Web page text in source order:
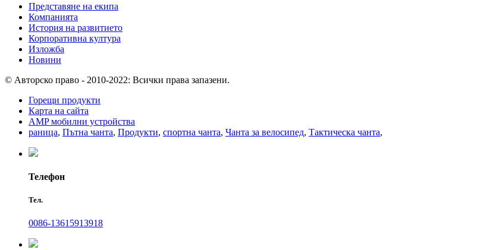
Представяне на екипа
Компанията
История на развитието
Корпоративна култура
Изложба
Новини
© Авторско право - 2010-2022: Всички права запазени.
Горещи продукти
Карта на сайта
AMP мобилни устройства
раница, Пътна чанта, Продукти, спортна чанта, Чанта за велосипед, Тактическа чанта,
Телефон
Тел.
0086-13615913918